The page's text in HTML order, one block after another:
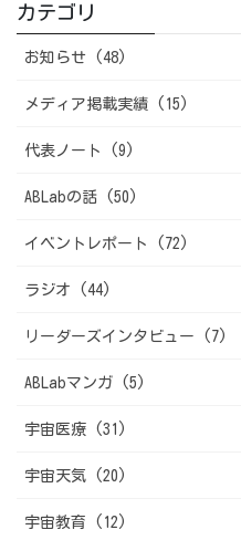
カテゴリ
お知らせ (48)
メディア掲載実績 (15)
代表ノート (9)
ABLabの話 (50)
イベントレポート (72)
ラジオ (44)
リーダーズインタビュー (7)
ABLabマンガ (5)
宇宙医療 (31)
宇宙天気 (20)
宇宙教育 (12)